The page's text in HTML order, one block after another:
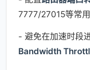
7777/27015等常
- 避免在加速时段
Bandwidth